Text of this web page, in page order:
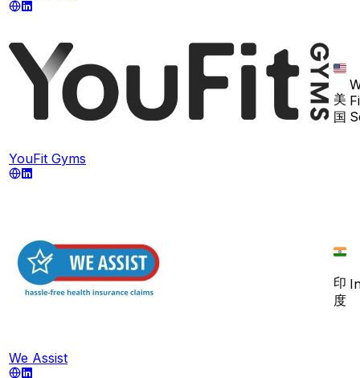
YouFit Gyms
美
国
We Assist
印
度